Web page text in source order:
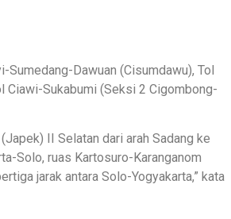
Dawuan (Cisumdawu), Tol
Ciawi-Sukabumi (Seksi 2 Cigombong-
II Selatan dari arah Sadang ke
Solo, ruas Kartosuro-Karanganom
jarak antara Solo-Yogyakarta,” kata